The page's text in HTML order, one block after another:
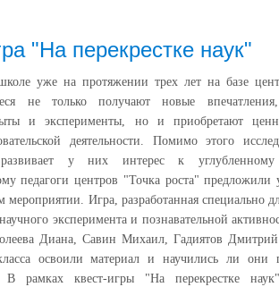
"На перекрестке наук"
уже на протяжении трех лет на базе
не только получают новые
и эксперименты, но и приобретают
деятельности. Помимо этого
развивает у них интерес к
педагоги центров "Точка роста" предложили
мероприятии. Игра, разработанная специально
эксперимента и познавательной
Диана, Савин Михаил, Гадиятов
освоили материал и научились ли они
В рамках квест-игры "На перекрестке